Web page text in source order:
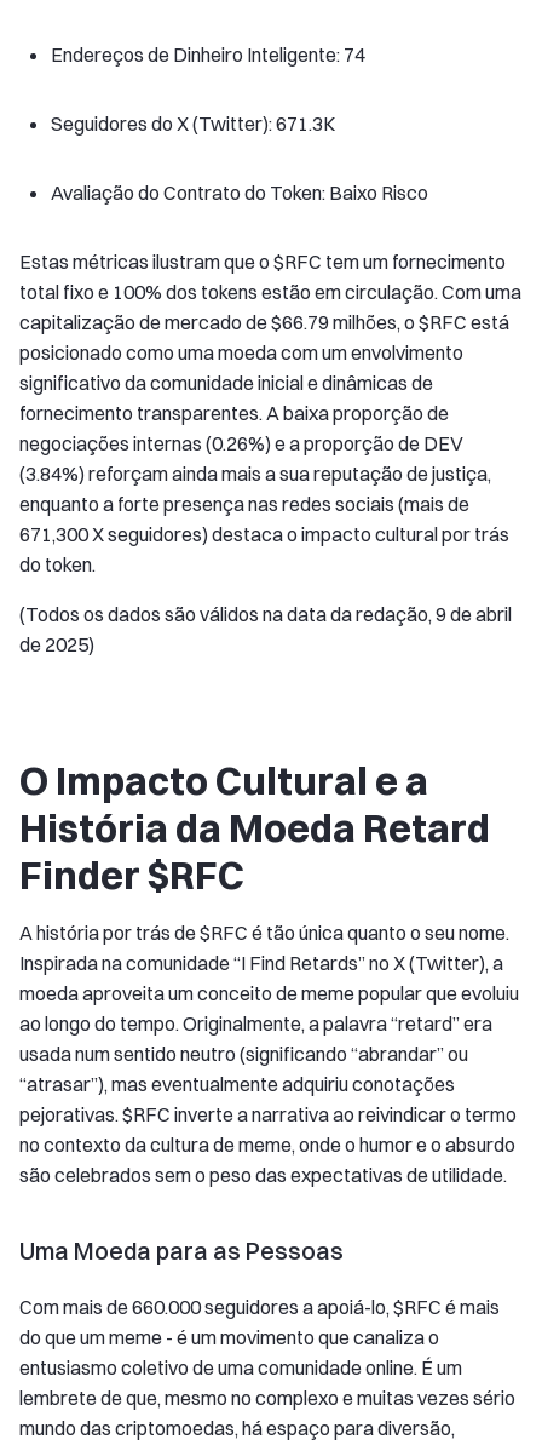
Endereços de Dinheiro Inteligente: 74
Seguidores do X (Twitter): 671.3K
Avaliação do Contrato do Token: Baixo Risco
Estas métricas ilustram que o $RFC tem um fornecimento
total fixo e 100% dos tokens estão em circulação. Com uma
capitalização de mercado de $66.79 milhões, o $RFC está
posicionado como uma moeda com um envolvimento
significativo da comunidade inicial e dinâmicas de
fornecimento transparentes. A baixa proporção de
negociações internas (0.26%) e a proporção de DEV
(3.84%) reforçam ainda mais a sua reputação de justiça,
enquanto a forte presença nas redes sociais (mais de
671,300 X seguidores) destaca o impacto cultural por trás
do token.
(Todos os dados são válidos na data da redação, 9 de abril
de 2025)
O Impacto Cultural e a
História da Moeda Retard
Finder $RFC
A história por trás de $RFC é tão única quanto o seu nome.
Inspirada na comunidade “I Find Retards” no X (Twitter), a
moeda aproveita um conceito de meme popular que evoluiu
ao longo do tempo. Originalmente, a palavra “retard” era
usada num sentido neutro (significando “abrandar” ou
“atrasar”), mas eventualmente adquiriu conotações
pejorativas. $RFC inverte a narrativa ao reivindicar o termo
no contexto da cultura de meme, onde o humor e o absurdo
são celebrados sem o peso das expectativas de utilidade.
Uma Moeda para as Pessoas
Com mais de 660.000 seguidores a apoiá-lo, $RFC é mais
do que um meme - é um movimento que canaliza o
entusiasmo coletivo de uma comunidade online. É um
lembrete de que, mesmo no complexo e muitas vezes sério
mundo das criptomoedas, há espaço para diversão,